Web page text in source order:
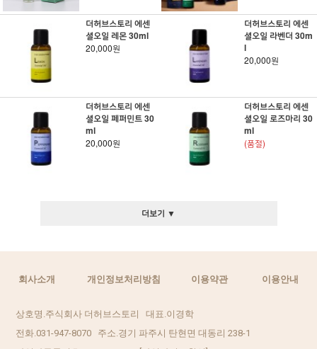
더허브스토리 에센
셜오일 레몬 30ml
20,000원
더허브스토리 에센
셜오일 라벤더 30m
l
20,000원
더허브스토리 에센
셜오일 페퍼민트 30
ml
20,000원
더허브스토리 에센
셜오일 로즈마리 30
ml
(품절)
더보기 ▼
회사소개 개인정보처리방침 이용약관 이용안내
상호명.주식회사 더허브스토리 대표.이경학
전화.031-947-8070 주소.경기 파주시 탄현면 대동리 238-1